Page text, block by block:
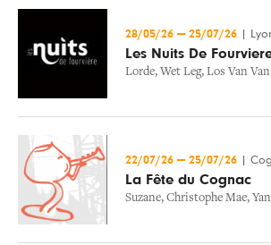
28/05/26 — 25/07/26
Les Nuits De
Lorde, Wet Leg, Los Van Van
22/07/26 — 25/07/26
La Fête du Cognac
Suzane, Christophe Mae,